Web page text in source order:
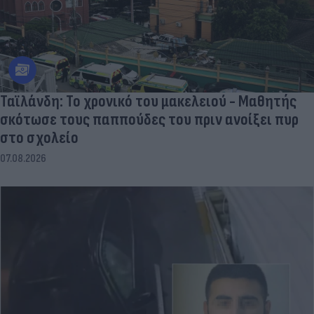
Ταϊλάνδη: Το χρονικό του μακελειού - Μαθητής
σκότωσε τους παππούδες του πριν ανοίξει πυρ
στο σχολείο
07.08.2026